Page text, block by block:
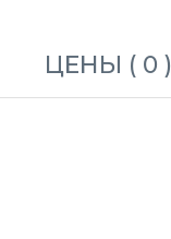
ЦЕНЫ ( 0 )